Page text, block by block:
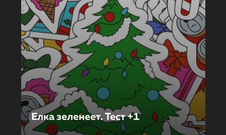
Елка зеленеет. Тест +1